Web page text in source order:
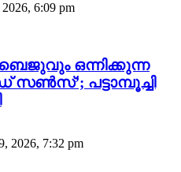
6:09 pm
ഒന്നിക്കുന്ന
പട്ടാമ്പൂച്ചി
2026, 7:32 pm